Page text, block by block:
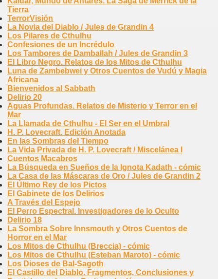
Tierra
TerrorVisión
La Novia del Diablo / Jules de Grandin 4
Los Pilares de Cthulhu
Confesiones de un Incrédulo
Los Tambores de Damballah / Jules de Grandin 3
El Libro Negro. Relatos de los Mitos de Cthulhu
Luna de Zambebwei y Otros Cuentos de Vudú y Magia
Africana
Bienvenidos al Sabbath
Delirio 20
Aguas Profundas. Relatos de Misterio y Terror en el
Mar
La Llamada de Cthulhu - El Ser en el Umbral
H. P. Lovecraft. Edición Anotada
En las Sombras del Tiempo
La Vida Privada de H. P. Lovecraft / Miscelánea I
Cuentos Macabros
La Búsqueda en Sueños de la Ignota Kadath - cómic
La Casa de las Máscaras de Oro / Jules de Grandin 2
El Último Rey de los Pictos
El Gabinete de los Delirios
A Través del Espejo
El Perro Espectral. Investigadores de lo Oculto
Delirio 18
La Sombra Sobre Innsmouth y Otros Cuentos de
Horror en el Mar
Los Mitos de Cthulhu (Breccia) - cómic
Los Mitos de Cthulhu (Esteban Maroto) - cómic
Los Dioses de Bal-Sagoth
El Castillo del Diablo. Fragmentos, Conclusiones y